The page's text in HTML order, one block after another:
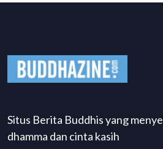
Situs Berita Buddhis yang
dhamma dan cinta kasih